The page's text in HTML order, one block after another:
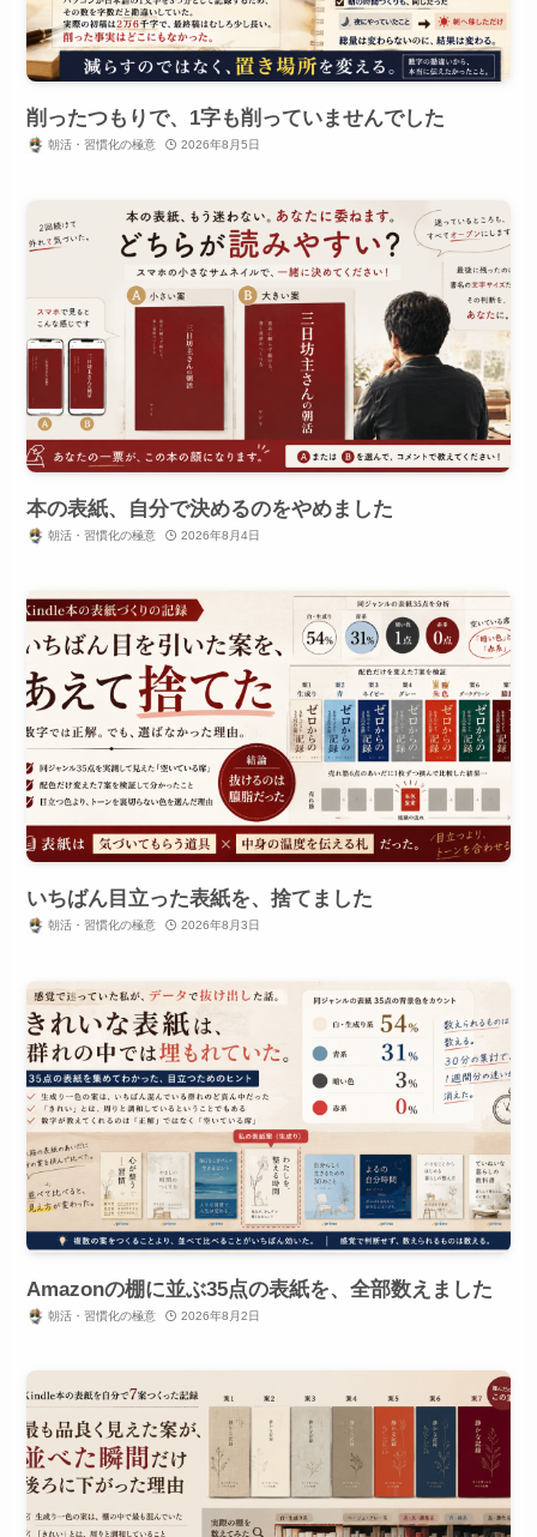
削ったつもりで、1字も削っていませんでした
朝活・習慣化の極意 2026年8月5日
本の表紙、自分で決めるのをやめました
朝活・習慣化の極意 2026年8月4日
いちばん目立った表紙を、捨てました
朝活・習慣化の極意 2026年8月3日
Amazonの棚に並ぶ35点の表紙を、全部数えました
朝活・習慣化の極意 2026年8月2日